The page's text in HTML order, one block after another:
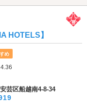
HOTELS】
め
5つ星のうち4
4.36
芸区船越南4-8-34